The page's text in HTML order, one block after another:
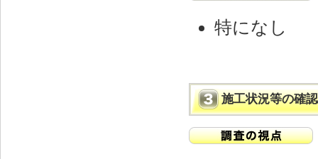
特になし
施工状況等の確認